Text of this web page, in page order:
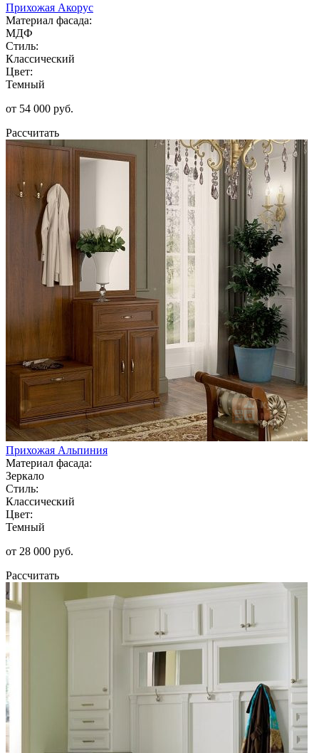
Прихожая Акорус
Материал фасада:
МДФ
Стиль:
Классический
Цвет:
Темный
от 54 000 руб.
Рассчитать
Прихожая Альпиния
Материал фасада:
Зеркало
Стиль:
Классический
Цвет:
Темный
от 28 000 руб.
Рассчитать